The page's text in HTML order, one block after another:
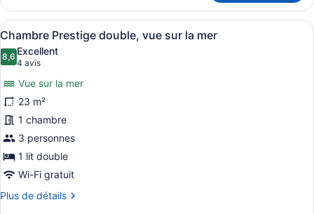
Chambre
quadruple
familiale
Afficher
toutes
les
photos
pour
ce
type
de
chambre :
Chambre
Prestige
double,
Une chambre d’hôtel avec un
5
Chambre Prestige double, vue sur la mer
8,68,6 sur 10
Excellent
4 avis
(4 avis)
Vue sur la mer
23 m²
1 chambre
3 personnes
1 lit double
Wi-Fi gratuit
Plus de détails
Plus